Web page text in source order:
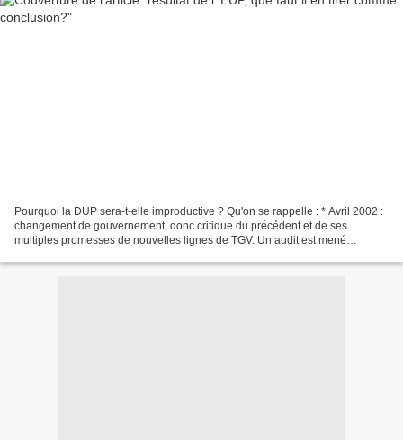
Pourquoi la DUP sera-t-elle improductive ? Qu'on se rappelle : * Avril 2002 :
changement de gouvernement, donc critique du précédent et de ses
multiples promesses de nouvelles lignes de TGV. Un audit est mené